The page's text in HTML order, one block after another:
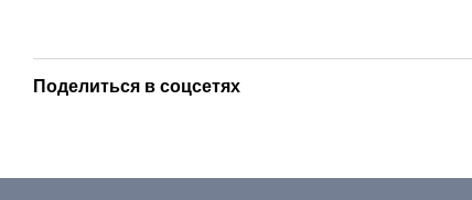
Поделиться в соцсетях